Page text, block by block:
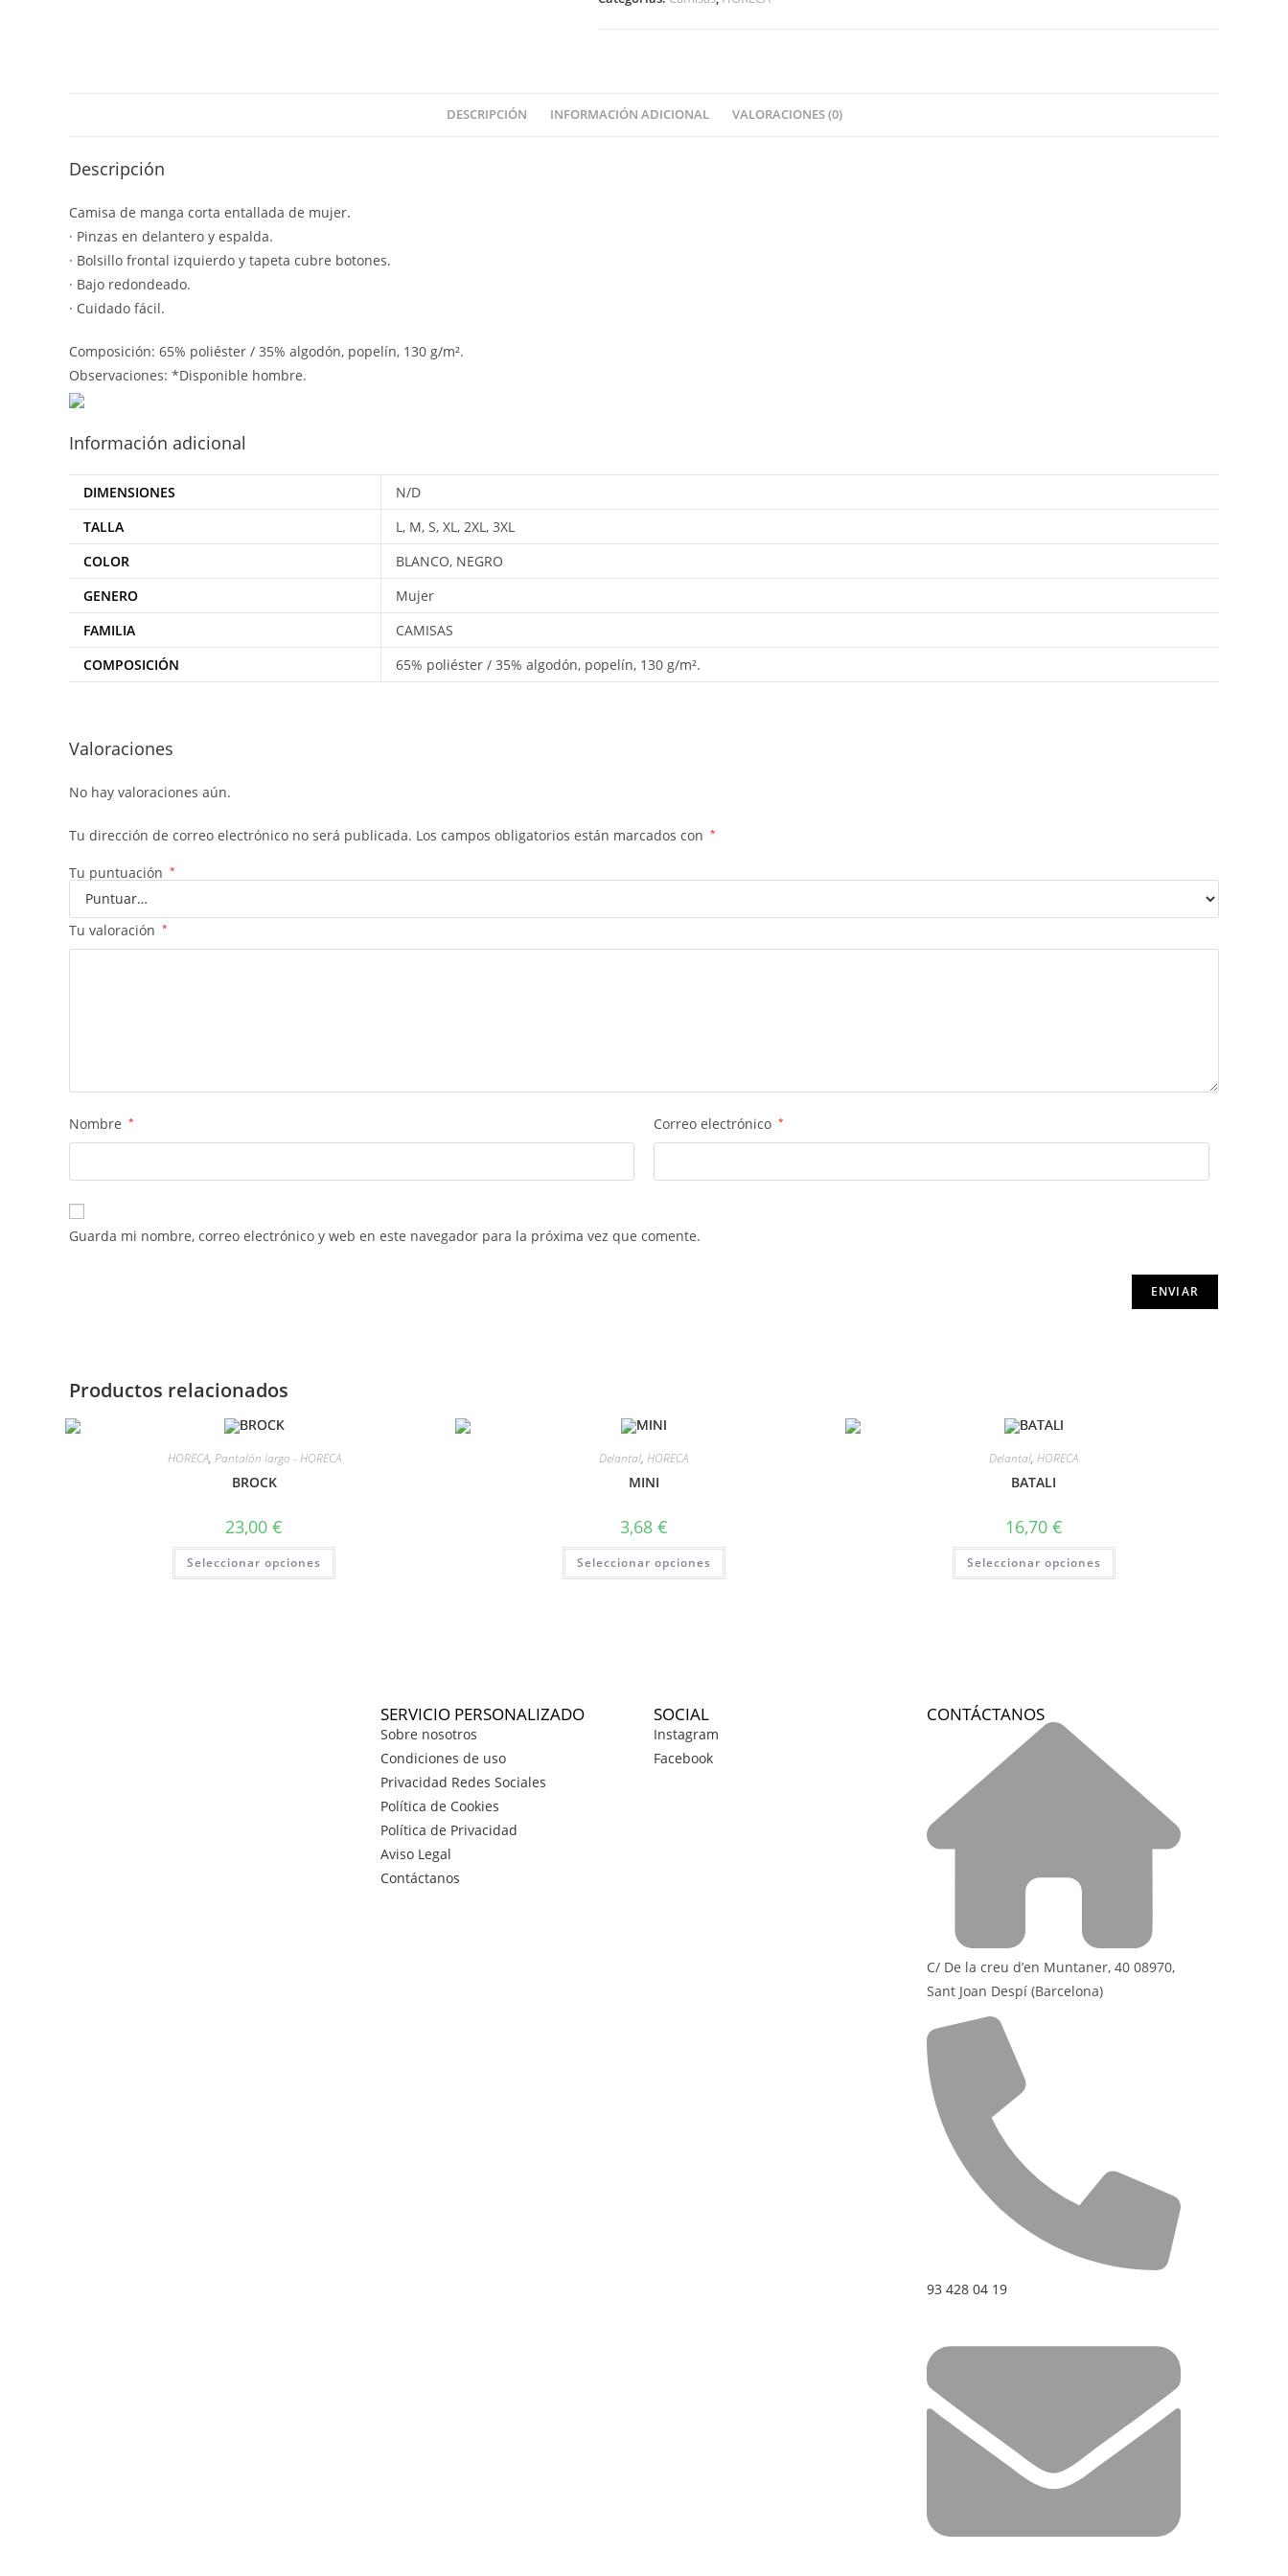
DESCRIPCIÓN INFORMACIÓN ADICIONAL VALORACIONES (0)
Descripción
Camisa de manga corta entallada de mujer.
· Pinzas en delantero y espalda.
· Bolsillo frontal izquierdo y tapeta cubre botones.
· Bajo redondeado.
· Cuidado fácil.
Composición: 65% poliéster / 35% algodón, popelín, 130 g/m².
Observaciones: *Disponible hombre.
Información adicional
DIMENSIONES
N/D
TALLA
L, M, S, XL, 2XL, 3XL
COLOR
BLANCO, NEGRO
GENERO
Mujer
FAMILIA
CAMISAS
COMPOSICIÓN
65% poliéster / 35% algodón, popelín, 130 g/m².
Valoraciones
No hay valoraciones aún.
Tu dirección de correo electrónico no será publicada. Los campos obligatorios están marcados con *
Tu puntuación *
Tu valoración *
Nombre * Correo electrónico *
Guarda mi nombre, correo electrónico y web en este navegador para la próxima vez que comente.
Productos relacionados
HORECA, Pantalón largo - HORECA
BROCK
23,00€
Seleccionar opciones
Delantal,HORECA
MINI
3,68 €
Seleccionar opciones
Delantal,HORECA
BATALI
16,70 €
Seleccionar opciones
SERVICIO PERSONALIZADO
Sobre nosotros
Condiciones de uso
Privacidad Redes Sociales
Política de Cookies
Política de Privacidad
Aviso Legal
Contáctanos
SOCIAL
Instagram
Facebook
CONTÁCTANOS
C/ De la creu d’en Muntaner, 40 08970,
Sant Joan Despí (Barcelona)
93 428 04 19